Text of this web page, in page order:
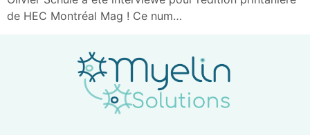
de HEC Montréal Mag ! Ce num…